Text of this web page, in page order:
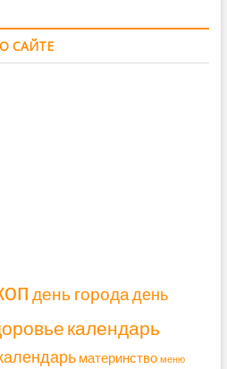
О САЙТЕ
день города день
календарь
материнство меню